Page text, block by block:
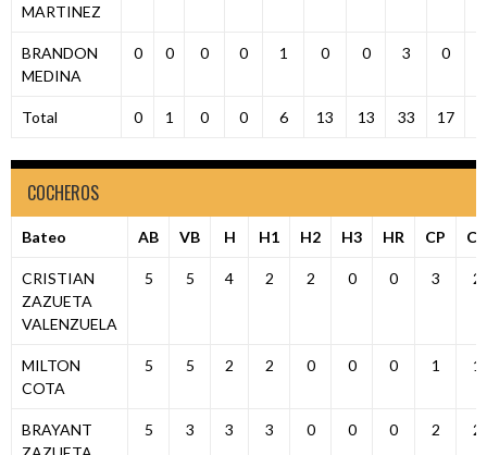
MARTINEZ
BRANDON
MEDINA
0 0 0 0 1 0 0 3 0
Total 0 1 0 0 6 13 13 33 17
COCHEROS
Bateo AB VB H H1 H2 H3 HR CP CA
CRISTIAN
ZAZUETA
VALENZUELA
5 5 4 2 2 0 0 3 2
MILTON
COTA
5 5 2 2 0 0 0 1 1
BRAYANT
5 3 3 3 0 0 0 2 2